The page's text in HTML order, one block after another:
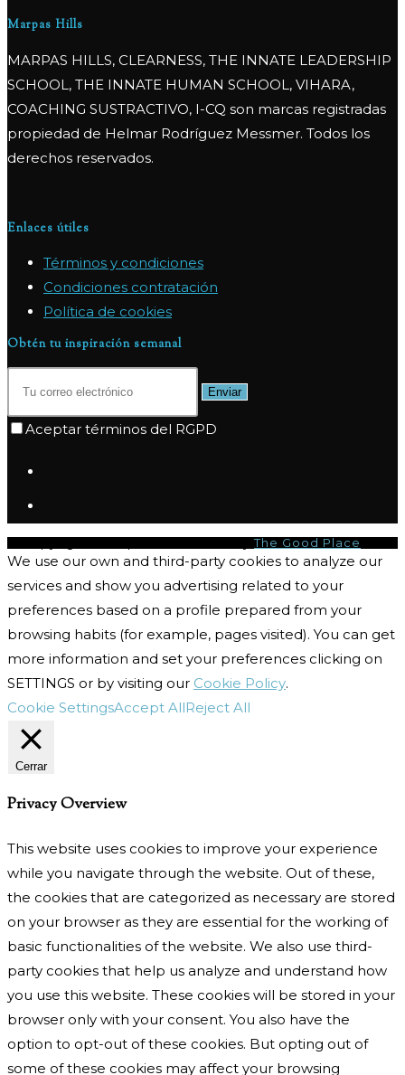
Marpas Hills
MARPAS HILLS, CLEARNESS, THE INNATE LEADERSHIP
SCHOOL, THE INNATE HUMAN SCHOOL, VIHARA,
COACHING SUSTRACTIVO, I-CQ son marcas registradas
propiedad de Helmar Rodríguez Messmer. Todos los
derechos reservados.
Enlaces útiles
Términos y condiciones
Condiciones contratación
Política de cookies
Obtén tu inspiración semanal
Enviar
Aceptar términos del RGPD
© Copyright 2026 | I-CQ Powered byThe Good Place
We use our own and third-party cookies to analyze our
services and show you advertising related to your
preferences based on a profile prepared from your
browsing habits (for example, pages visited). You can get
more information and set your preferences clicking on
SETTINGS or by visiting our Cookie Policy.
Cookie SettingsAccept AllReject All
Cerrar
Privacy Overview
This website uses cookies to improve your experience
while you navigate through the website. Out of these,
the cookies that are categorized as necessary are stored
on your browser as they are essential for the working of
basic functionalities of the website. We also use third-
party cookies that help us analyze and understand how
you use this website. These cookies will be stored in your
browser only with your consent. You also have the
option to opt-out of these cookies. But opting out of
some of these cookies may affect your browsing